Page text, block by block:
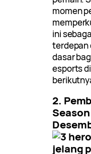
momen
ini
terdepan
dasar
esports
2.